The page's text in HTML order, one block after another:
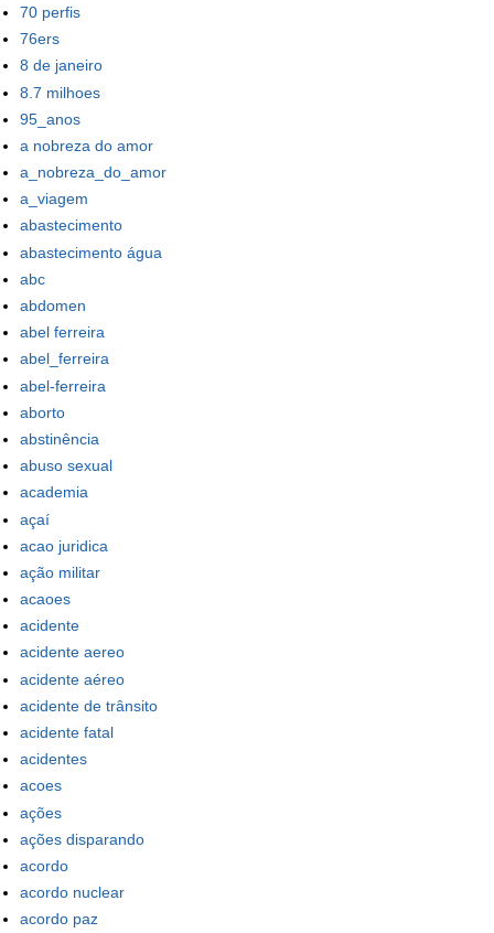
70 perfis
76ers
8 de janeiro
8.7 milhoes
95_anos
a nobreza do amor
a_nobreza_do_amor
a_viagem
abastecimento
abastecimento água
abc
abdomen
abel ferreira
abel_ferreira
abel-ferreira
aborto
abstinência
abuso sexual
academia
açaí
acao juridica
ação militar
acaoes
acidente
acidente aereo
acidente aéreo
acidente de trânsito
acidente fatal
acidentes
acoes
ações
ações disparando
acordo
acordo nuclear
acordo paz